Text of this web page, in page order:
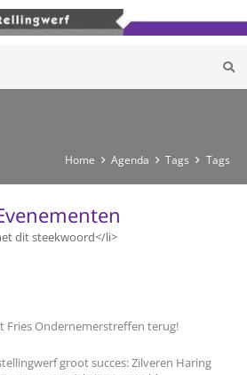
Home Agenda Tags Tags
dit steekwoord</li>
Fries Ondernemerstreffen terug!
groot succes: Zilveren Haring